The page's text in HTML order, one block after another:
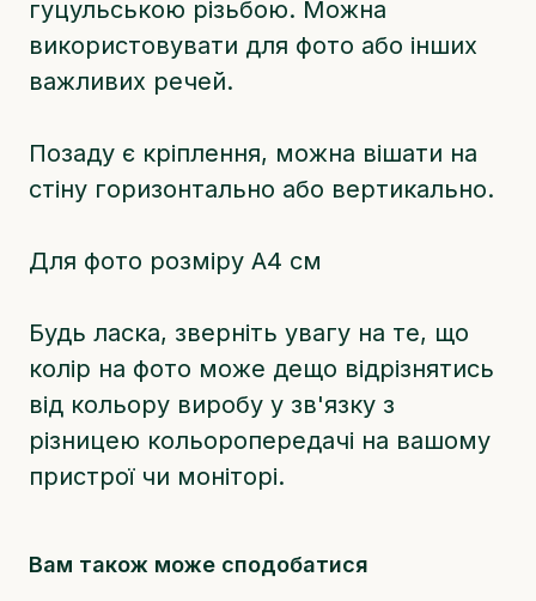
гуцульською різьбою. Можна
використовувати для фото або інших
важливих речей.
Позаду є кріплення, можна вішати на
стіну горизонтально або вертикально.
Для фото розміру А4 см
Будь ласка, зверніть увагу на те, що
колір на фото може дещо відрізнятись
від кольору виробу у зв'язку з
різницею кольоропередачі на вашому
пристрої чи моніторі.
Вам також може сподобатися